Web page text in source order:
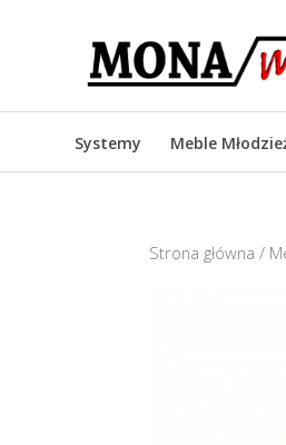
Systemy Meble
Strona główna /